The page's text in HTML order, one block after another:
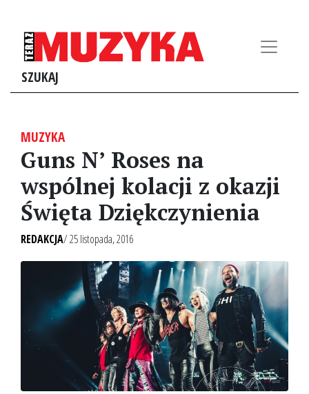
SZUKAJ
MUZYKA
Guns N’ Roses na
wspólnej kolacji z okazji
Święta Dziękczynienia
REDAKCJA/ 25 listopada, 2016